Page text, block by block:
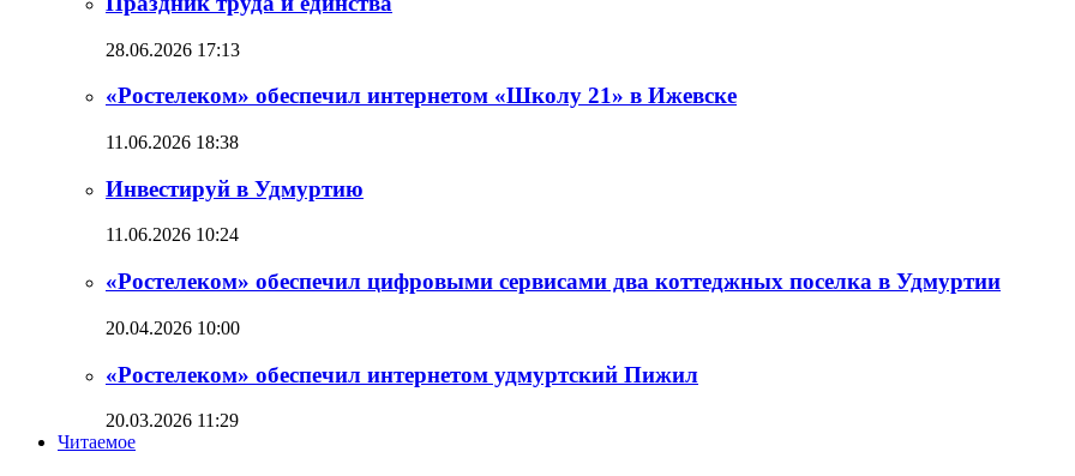
28.06.2026 17:13
«Ростелеком» обеспечил интернетом «Школу 21» в Ижевске
11.06.2026 18:38
Инвестируй в Удмуртию
11.06.2026 10:24
«Ростелеком» обеспечил цифровыми сервисами два коттеджных поселка в Удмуртии
20.04.2026 10:00
«Ростелеком» обеспечил интернетом удмуртский Пижил
20.03.2026 11:29
Читаемое